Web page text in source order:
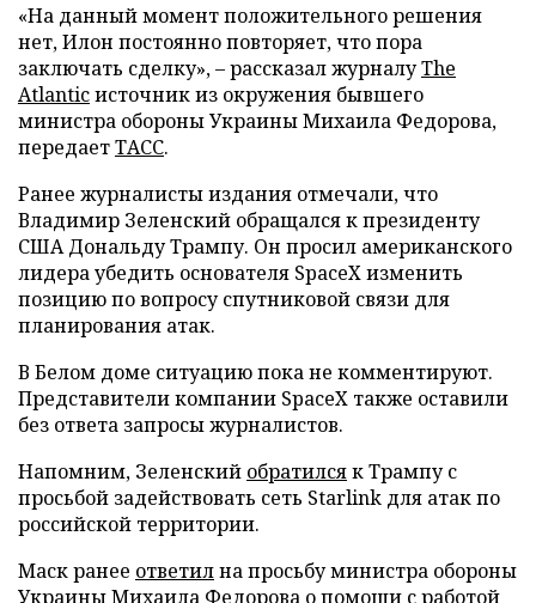
«На данный момент положительного решения
нет, Илон постоянно повторяет, что пора
заключать сделку», – рассказал журналуThe
Atlanticисточник из окружения бывшего
министра обороны Украины Михаила Федорова,
передаетТАСС.
Ранее журналисты издания отмечали, что
Владимир Зеленский обращался к президенту
США Дональду Трампу. Он просил американского
лидера убедить основателя SpaceX изменить
позицию по вопросу спутниковой связи для
планирования атак.
В Белом доме ситуацию пока не комментируют.
Представители компании SpaceX также оставили
без ответа запросы журналистов.
Напомним, Зеленский обратилсяк Трампу с
просьбой задействовать сеть Starlink для атак по
российской территории.
Маск ранее ответилна просьбу министра обороны
Украины Михаила Федорова о помощи с работой